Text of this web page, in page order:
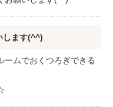
します(^^)
ームでおくつろぎできる